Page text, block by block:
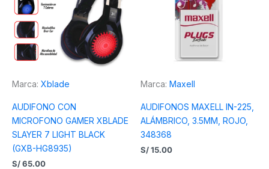
Marca: Xblade
AUDIFONO CON
MICROFONO GAMER XBLADE
SLAYER 7 LIGHT BLACK
(GXB-HG8935)
S/ 65.00
Marca: Maxell
AUDIFONOS MAXELL IN-225,
ALÁMBRICO, 3.5MM, ROJO,
348368
S/ 15.00